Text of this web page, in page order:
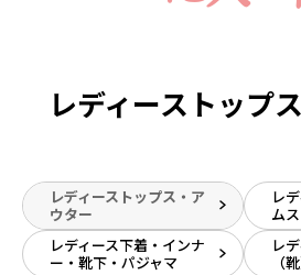
レディーストップ
レディーストップス・ア
ウター
レ
ムス
レディース下着・インナ
ー・靴下・パジャマ
レ
（